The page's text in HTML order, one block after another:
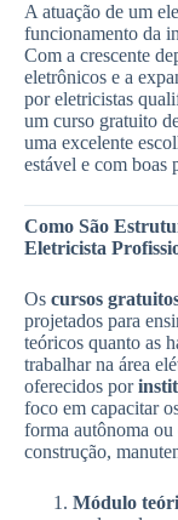
A atuação de um
funcionamento da
Com a crescente
eletrônicos e a
por eletricistas
um curso gratuito
uma excelente
estável e com boas
Como São
Eletricista
Os cursos
projetados para
teóricos quanto as
trabalhar na área
oferecidos por
foco em capacitar
forma autônoma ou
construção,
Módulo